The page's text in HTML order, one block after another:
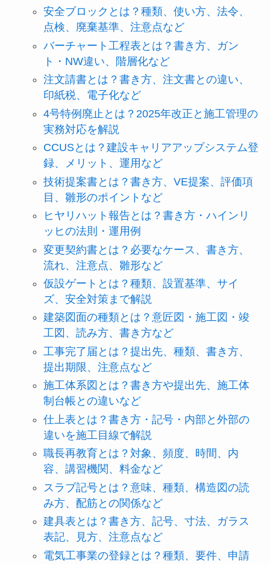
安全ブロックとは？種類、使い方、法令、
点検、廃棄基準、注意点など
バーチャート工程表とは？書き方、ガン
ト・NW違い、階層化など
注文請書とは？書き方、注文書との違い、
印紙税、電子化など
4号特例廃止とは？2025年改正と施工管理の
実務対応を解説
CCUSとは？建設キャリアアップシステム登
録、メリット、運用など
技術提案書とは？書き方、VE提案、評価項
目、雛形のポイントなど
ヒヤリハット報告とは？書き方・ハインリ
ッヒの法則・運用例
変更契約書とは？必要なケース、書き方、
流れ、注意点、雛形など
仮設ゲートとは？種類、設置基準、サイ
ズ、安全対策まで解説
建築図面の種類とは？意匠図・施工図・竣
工図、読み方、書き方など
工事完了届とは？提出先、種類、書き方、
提出期限、注意点など
施工体系図とは？書き方や提出先、施工体
制台帳との違いなど
仕上表とは？書き方・記号・内部と外部の
違いを施工目線で解説
職長再教育とは？対象、頻度、時間、内
容、講習機関、料金など
スラブ記号とは？意味、種類、構造図の読
み方、配筋との関係など
建具表とは？書き方、記号、寸法、ガラス
表記、見方、注意点など
電気工事業の登録とは？種類、要件、申請